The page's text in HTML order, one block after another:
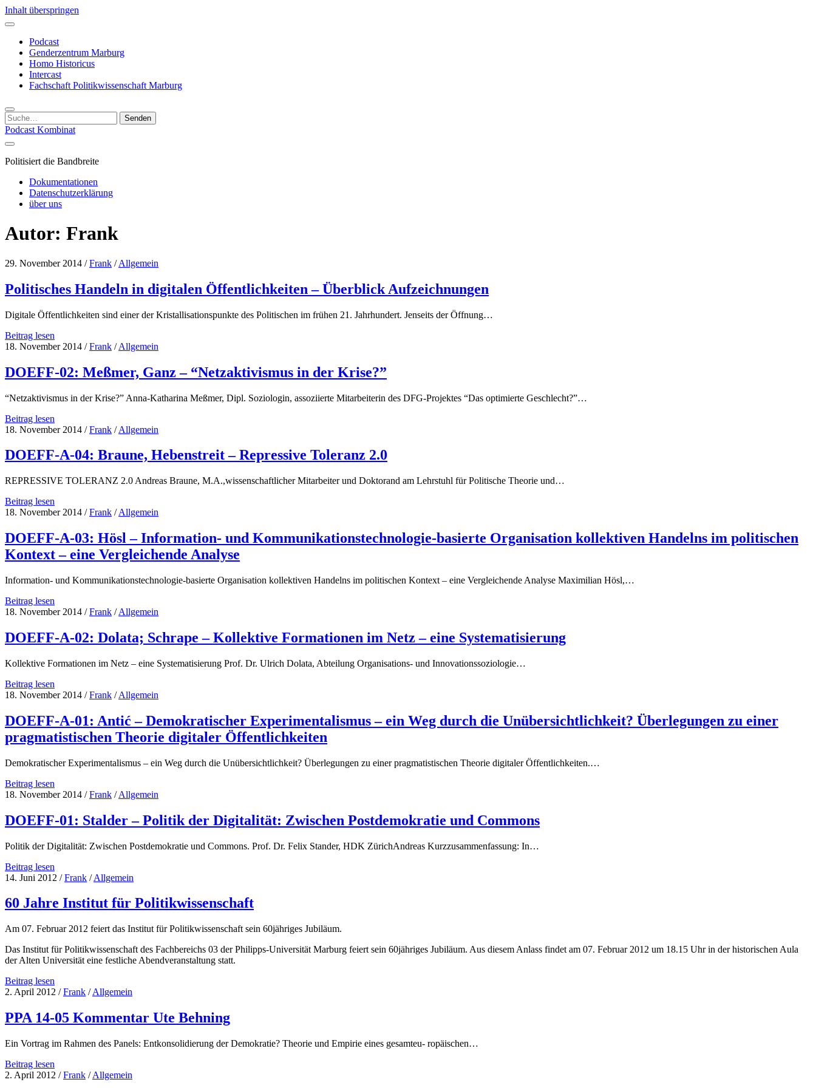
Inhalt überspringen
Podcast
Genderzentrum Marburg
Homo Historicus
Intercast
Fachschaft Politikwissenschaft Marburg
Suchen
nach:
Podcast Kombinat
Politisiert die Bandbreite
Dokumentationen
Datenschutzerklärung
über uns
Autor: Frank
29. November 2014 /Frank /Allgemein
Politisches Handeln in digitalen Öffentlichkeiten – Überblick Aufzeichnungen
Digitale Öffentlichkeiten sind einer der Kristallisationspunkte des Politischen im frühen 21. Jahrhundert. Jenseits der Öffnung…
Beitrag lesen
Handeln
digitalen
Öffentlichkeiten
Überblick
18. November 2014 /Frank /Allgemein
DOEFF-02: Meßmer, Ganz – “Netzaktivismus in der Krise?”
“Netzaktivismus in der Krise?” Anna-Katharina Meßmer, Dipl. Soziologin, assoziierte Mitarbeiterin des DFG-Projektes “Das optimierte Geschlecht?”…
Beitrag lesen
02:
Ganz
–
in
Krise?”
18. November 2014 /Frank /Allgemein
DOEFF-A-04: Braune, Hebenstreit – Repressive Toleranz 2.0
REPRESSIVE TOLERANZ 2.0 Andreas Braune, M.A.,wissenschaftlicher Mitarbeiter und Doktorand am Lehrstuhl für Politische Theorie und…
Beitrag lesen
A-
Braune,
Hebenstreit
–
Toleranz
18. November 2014 /Frank /Allgemein
DOEFF-A-03: Hösl – Information- und Kommunikationstechnologie-basierte Organisation kollektiven Handelns im politischen
Kontext – eine Vergleichende Analyse
Information- und Kommunikationstechnologie-basierte Organisation kollektiven Handelns im politischen Kontext – eine Vergleichende Analyse Maximilian Hösl,…
Beitrag lesen
A-
Hösl
–
und
basierte
Organisation
Handelns
im
politischen
–
Vergleichende
Analyse
18. November 2014 /Frank /Allgemein
DOEFF-A-02: Dolata; Schrape – Kollektive Formationen im Netz – eine Systematisierung
Kollektive Formationen im Netz – eine Systematisierung Prof. Dr. Ulrich Dolata, Abteilung Organisations- und Innovationssoziologie…
Beitrag lesen
A-
Dolata;
Schrape
–
Formationen
–
Systematisierung
18. November 2014 /Frank /Allgemein
DOEFF-A-01: Antić – Demokratischer Experimentalismus – ein Weg durch die Unübersichtlichkeit? Überlegungen zu einer
pragmatistischen Theorie digitaler Öffentlichkeiten
Demokratischer Experimentalismus – ein Weg durch die Unübersichtlichkeit? Überlegungen zu einer pragmatistischen Theorie digitaler Öffentlichkeiten.…
Beitrag lesen
A-
Antić
–
Experimentalismus
ein
Weg
die
Überlegungen
einer
pragmatistischen
Öffentlichkeiten
18. November 2014 /Frank /Allgemein
DOEFF-01: Stalder – Politik der Digitalität: Zwischen Postdemokratie und Commons
Politik der Digitalität: Zwischen Postdemokratie und Commons. Prof. Dr. Felix Stander, HDK ZürichAndreas Kurzzusammenfassung: In…
Beitrag lesen
01:
–
Politik
Digitalität:
Postdemokratie
und
14. Juni 2012 /Frank /Allgemein
60 Jahre Institut für Politikwissenschaft
Am 07. Februar 2012 feiert das Institut für Politikwissenschaft sein 60jähriges Jubiläum.
Das Institut für Politikwissenschaft des Fachbereichs 03 der Philipps-Universität Marburg feiert sein 60jähriges Jubiläum. Aus diesem Anlass findet am 07. Februar 2012 um 18.15 Uhr in der historischen Aula
der Alten Universität eine festliche Abendveranstaltung statt.
Beitrag lesen
Jahre
für
Politikwissenschaft
2. April 2012 /Frank /Allgemein
PPA 14-05 Kommentar Ute Behning
Ein Vortrag im Rahmen des Panels: Entkonsolidierung der Demokratie? Theorie und Empirie eines gesamteu- ropäischen…
Beitrag lesen
14-
2. April 2012 /Frank /Allgemein